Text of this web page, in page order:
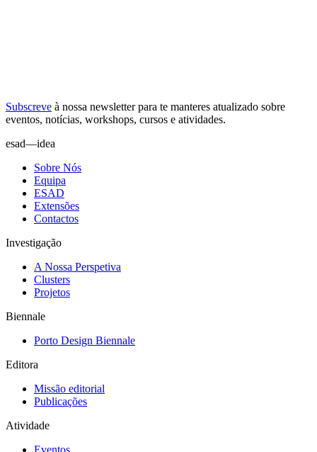
Subscreve à nossa newsletterpara te manteres atualizado sobre
eventos, notícias, workshops, cursos e atividades.
esad—idea
Sobre Nós
Equipa
ESAD
Extensões
Contactos
Investigação
A Nossa Perspetiva
Clusters
Projetos
Biennale
Porto Design Biennale
Editora
Missão editorial
Publicações
Atividade
Eventos